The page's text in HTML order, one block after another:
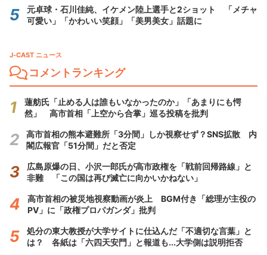
元卓球・石川佳純、イケメン陸上選手と2ショット 「メチャ
可愛い」「かわいい笑顔」「美男美女」話題に
J-CAST ニュース
コメントランキング
蓮舫氏「止める人は誰もいなかったのか」「あまりにも愕
然」 高市首相「上空から合掌」巡る投稿を批判
高市首相の熊本避難所「3分間」しか視察せず？SNS拡散 内
閣広報官「51分間」だと否定
広島原爆の日、小沢一郎氏が高市政権を「戦前回帰路線」と
非難 「この国は再び滅亡に向かいかねない」
高市首相の被災地視察動画が炎上 BGM付き「総理が主役の
PV」に「政権プロパガンダ」批判
処分の東大教授が大学サイトに仕込んだ「不適切な言葉」と
は？ 各紙は「六四天安門」と報道も...大学側は説明拒否